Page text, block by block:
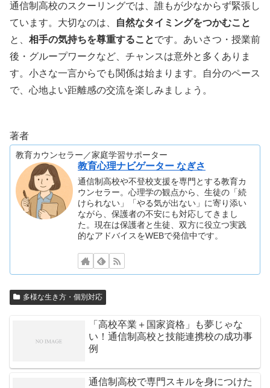
通信制高校のスクーリングでは、誰もが少なからず緊張し
ています。大切なのは、
自然なタイミングをつかむこと
と、 相手の気持ちを尊重することです。あいさつ・授業前
後・グループワークなど、チャンスは意外と多くありま
す。小さな一言からでも関係は始まります。自分のペース
で、心地よい距離感の交流を楽しみましょう。
著者
教育カウンセラー／家庭学習サポーター
教育心理ナビゲーター なぎさ
通信制高校や不登校支援を専門とする教育カ
ウンセラー。心理学の観点から、生徒の「続
けられない」「やる気が出ない」に寄り添い
ながら、保護者の不安にも対応してきまし
た。現在は保護者と生徒、双方に役立つ実践
的なアドバイスをWEBで発信中です。
多様な生き方・個別対応
「高校卒業＋国家資格」も夢じゃな
い！通信制高校と技能連携校の成功事
例
通信制高校で専門スキルを身につけた